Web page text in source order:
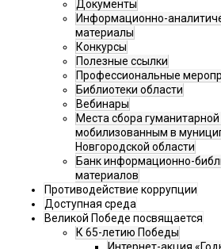
Документы
Информационно-
материалы
Конкурсы
Полезные ссылки
Профессиональные
Библиотеки области
Вебинары
Места сбора
мобилизованным в
Новгородской области
Банк информационно-
материалов
Противодействие коррупции
Доступная среда
Великой Победе посвящается
К 65-летию Победы